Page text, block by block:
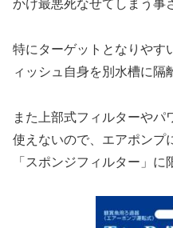
かけ最悪死なせてしまう事
特にターゲットとなりや
ィッシュ自身を別水槽に隔
また上部式フィルターやパ
使えないので、エアポンプ
「スポンジフィルター」に